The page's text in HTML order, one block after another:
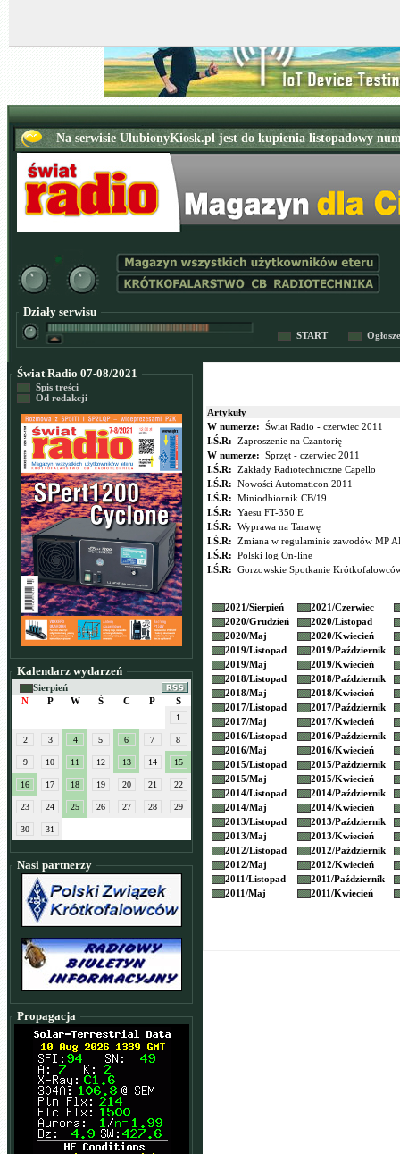
Działy serwisu
START
Świat Radio 07-08/2021
Spis treści
Od redakcji
Kalendarz wydarzeń
Sierpień
N
P W Ś C P S
1
2 3 4 5 6 7 8
9 10 11 12 13 14 15
16 17 18 19 20 21 22
23 24 25 26 27 28 29
30 31
Nasi partnerzy
Propagacja
Artykuły
W numerze: Świat Radio - czerwiec 2011
I.Ś.R: Zaproszenie na Czantorię
W numerze: Sprzęt - czerwiec 2011
I.Ś.R: Zakłady Radiotechniczne Capello
I.Ś.R: Nowości Automaticon 2011
I.Ś.R: Miniodbiornik CB/19
I.Ś.R: Yaesu FT-350 E
I.Ś.R: Wyprawa na Tarawę
I.Ś.R: Zmiana w regulaminie zawodów MP
I.Ś.R: Polski log On-line
I.Ś.R: Gorzowskie Spotkanie
2021/Sierpień 2021/Czerwiec
2020/Grudzień 2020/Listopad
2020/Maj 2020/Kwiecień
2019/Listopad 2019/Październik
2019/Maj 2019/Kwiecień
2018/Listopad 2018/Październik
2018/Maj 2018/Kwiecień
2017/Listopad 2017/Październik
2017/Maj 2017/Kwiecień
2016/Listopad 2016/Październik
2016/Maj 2016/Kwiecień
2015/Listopad 2015/Październik
2015/Maj 2015/Kwiecień
2014/Listopad 2014/Październik
2014/Maj 2014/Kwiecień
2013/Listopad 2013/Październik
2013/Maj 2013/Kwiecień
2012/Listopad 2012/Październik
2012/Maj 2012/Kwiecień
2011/Listopad 2011/Październik
2011/Maj 2011/Kwiecień